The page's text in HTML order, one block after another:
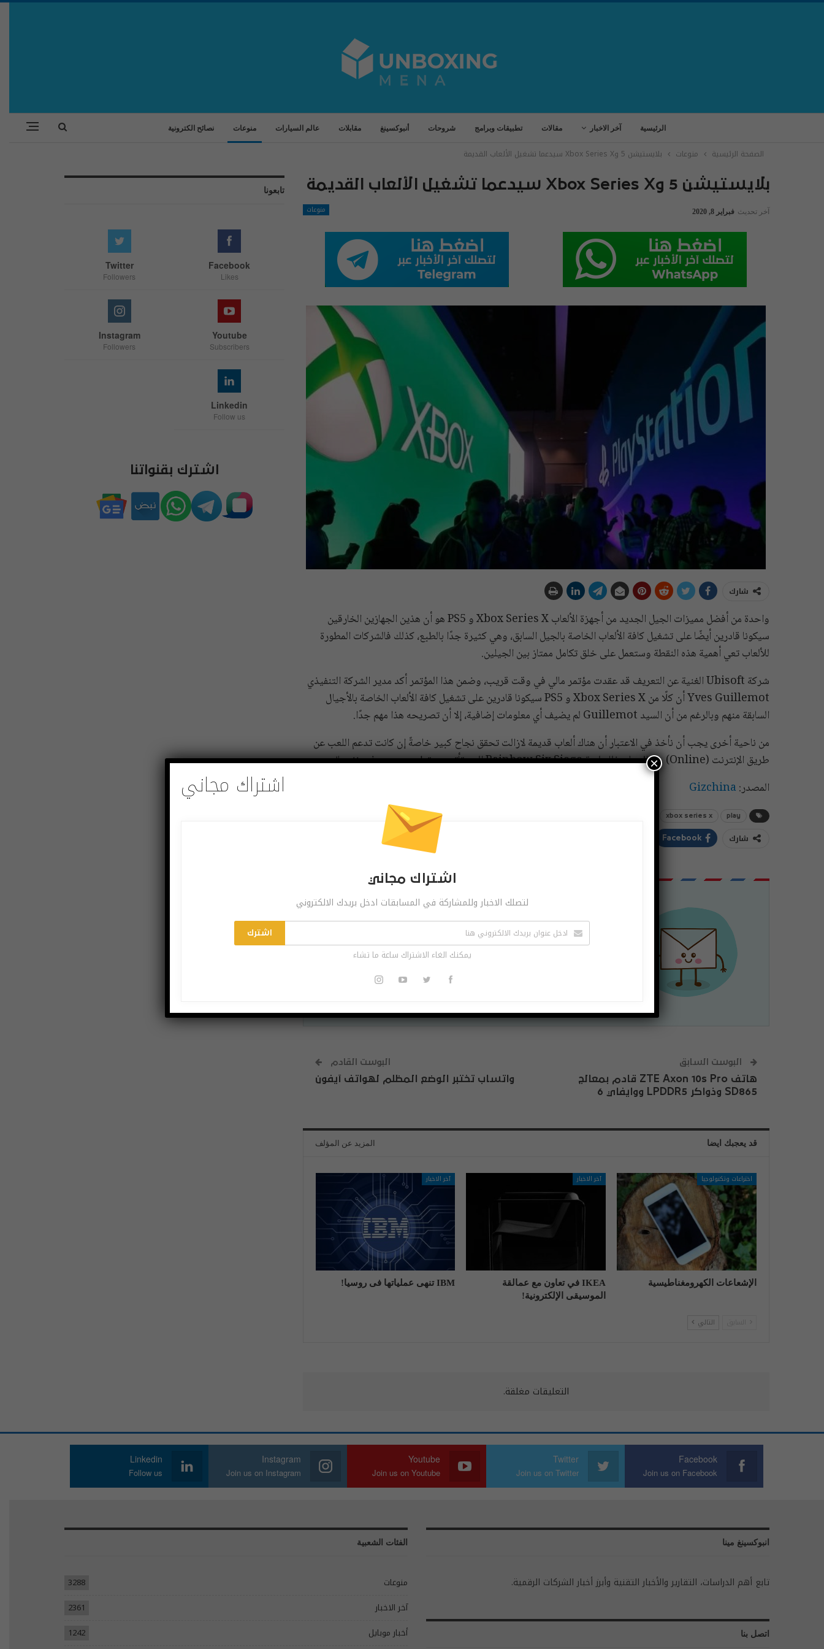
الرئيسية آخر الاخبار مقالات تطبيقات وبرامج شروحات أنبوكسينغ مقابلات عالم السيارات منوعات نصائح الكترونية
الصفحة الرئيسية منوعات بلايستيشن 5 وXbox Series X سيدعما تشغيل الألعاب القديمة
بلايستيشن 5 وXbox Series X سيدعما تشغيل الألعاب القديمة
منوعات آخر تحديث فبراير 8, 2020
شارك
واحدة من أفضل مميزات الجيل الجديد من أجهزة الألعاب Xbox Series X و PS5 هو أن هذين الجهازين الخارقين
سيكونا قادرين أيضًا على تشغيل كافة الألعاب الخاصة بالجيل السابق، وهي كثيرة جدًا بالطبع، كذلك فالشركات المطورة
للألعاب تعي أهمية هذه النقطة وستعمل على خلق تكامل ممتاز بين الجيلين.
شركة Ubisoft الغنية عن التعريف قد عقدت مؤتمر مالي في وقت قريب، وضمن هذا المؤتمر أكد مدير الشركة التنفيذي
Yves Guillemot أن كلًا من Xbox Series X و PS5 سيكونا قادرين على تشغيل كافة الألعاب الخاصة بالأجيال
السابقة منهم وبالرغم من أن السيد Guillemot لم يضيف أي معلومات إضافية، إلا أن تصريحه هذا مهم جدًا.
من ناحية أخرى يجب أن نأخذ في الاعتبار أن هناك ألعاب قديمة لازالت تحقق نجاح كبير خاصةً إن كانت تدعم اللعب عن
طريق الإنترنت (Online) ومثال على ذلك لعبة Rainbow Six Siege التي تأتي من تطوير يوبيسوفت نفسها!
المصدر: Gizchina
play
xbox series x
شارك Facebook
اشتراك مجاني
لتصلك الاخبار وللمشاركة في المسابقات ادخل بريدك الالكتروني
اشترك
البوست السابق
هاتف ZTE Axon 10s Pro قادم بمعالج
SD865 وذواكر LPDDR5 ووايفاي 6
البوست القادم
واتساب تختبر الوضع المظلم لهواتف آيفون
قد يعجبك ايضا المزيد عن المؤلف
اختراعات وتكنولوجيا
الإشعاعات الكهرومغناطيسية
آخر الاخبار
IKEA في تعاون مع عمالقة
الموسيقى الإلكترونية!
آخر الاخبار
IBM تنهی عملیاتها فی روسیا!
التالي
التعليقات مغلقة.
تابعونا
Facebook
Likes
Twitter
Followers
Youtube
Subscribers
Instagram
Followers
Linkedin
Follow us
اشترك بقنواتنا
Facebook
Join us on Facebook
Twitter
Join us on Twitter
Youtube
Join us on Youtube
Instagram
Join us on Instagram
Linkedin
Follow us
انبوكسينغ مينا
تابع أهم الدراسات، التقارير والأخبار التقنية وأبرز أخبار الشركات الرقمية.
اتصل بنا
الفئات الشعبية
منوعات
3288
آخر الاخبار
2361
أخبار موبايل
1242
اشتراك مجاني
اشتراك مجاني
لتصلك الاخبار وللمشاركة في المسابقات ادخل بريدك الالكتروني
اشترك
يمكنك الغاء الاشتراك ساعة ما تشاء
×